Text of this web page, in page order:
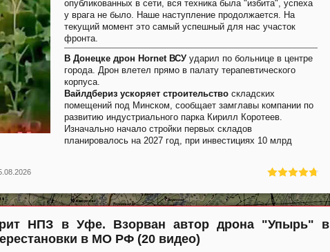
опубликованных в сети, вся техника была "избита", успеха
у врага не было. Наше наступление продолжается. На
текущий момент это самый успешный для нас участок
фронта.
В Донецке дрон Hornet ВСУ ударил по больнице в центре
города. Дрон влетел прямо в палату терапевтического
корпуса.
Вайлдбериз ускоряет строительство складских
помещений под Минском, сообщает замглавы компании по
развитию индустриального парка Кирилл Коротеев.
Изначально начало стройки первых складов
планировалось на 2027 год, при инвестициях 10 млрд
НПЗ в Уфе. Взорван автор дрона "Упырь" в
в МО РФ (20 видео)